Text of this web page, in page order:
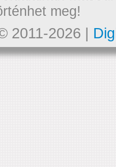
meg!
2011-2026 |